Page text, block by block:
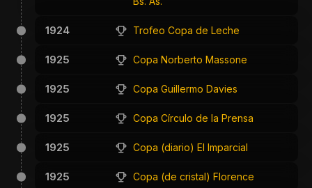
1924 Trofeo Copa de Leche
1925 Copa Norberto Massone
1925 Copa Guillermo Davies
1925 Copa Círculo de la Prensa
1925 Copa (diario) El Imparcial
1925 Copa (de cristal) Florence